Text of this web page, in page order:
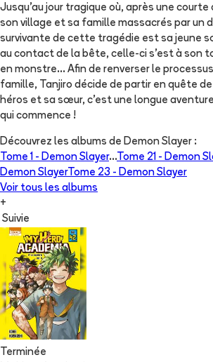
Jusqu’au jour tragique où, après une
son village et sa famille massacrés par un
survivante de cette tragédie est sa jeune
au contact de la bête, celle-ci s’est à son
en monstre... Afin de renverser le
famille, Tanjiro décide de partir en quête
héros et sa sœur, c’est une longue
qui commence !
Découvrez les albums de Demon Slayer :
Tome 1 - Demon Slayer...Tome 21 - Demon
Demon SlayerTome 23 - Demon Slayer
Voir tous les albums
+
Suivie
Terminée